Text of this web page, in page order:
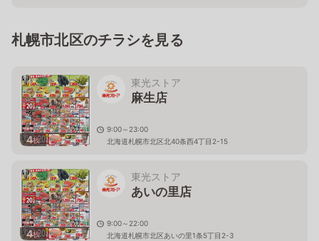
札幌市北区のチラシを見る
4枚
東光ストア
麻生店
9:00～23:00
北海道札幌市北区北40条西4丁目2-15
4枚
東光ストア
あいの里店
9:00～22:00
北海道札幌市北区あいの里1条5丁目2-3